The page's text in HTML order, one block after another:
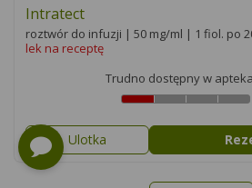
Intratect
roztwór do infuzji | 50 mg/ml | 1 fiol. po
lek na receptę
Trudno dostępny w
Ulotka